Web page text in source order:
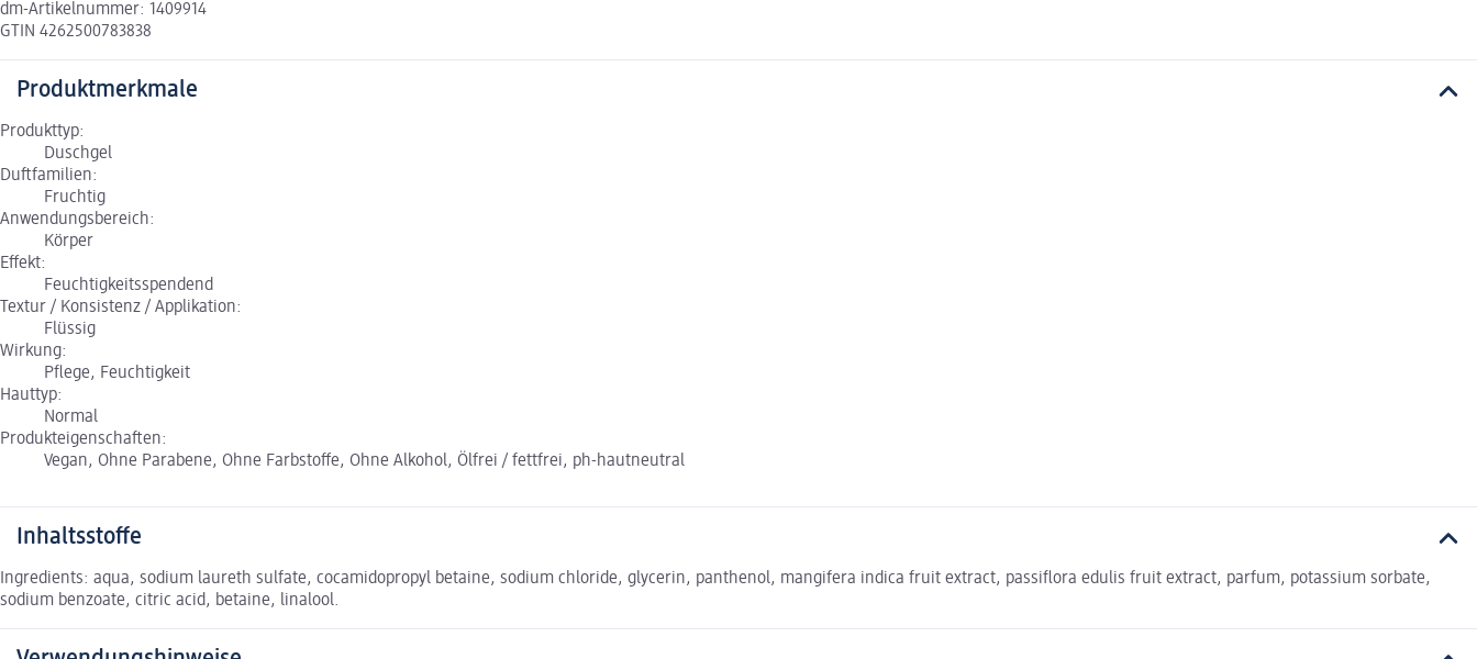
dm-Artikelnummer: 1409914
GTIN 4262500783838
Produktmerkmale
Produkttyp:
Duschgel
Duftfamilien:
Fruchtig
Anwendungsbereich:
Körper
Effekt:
Feuchtigkeitsspendend
Textur / Konsistenz / Applikation:
Flüssig
Wirkung:
Pflege, Feuchtigkeit
Hauttyp:
Normal
Produkteigenschaften:
Vegan, Ohne Parabene, Ohne Farbstoffe, Ohne Alkohol, Ölfrei / fettfrei, ph-hautneutral
Inhaltsstoffe
Ingredients: aqua, sodium laureth sulfate, cocamidopropyl betaine, sodium chloride, glycerin, panthenol, mangifera indica fruit extract, passiflora edulis fruit extract, parfum, potassium sorbate,
sodium benzoate, citric acid, betaine, linalool.